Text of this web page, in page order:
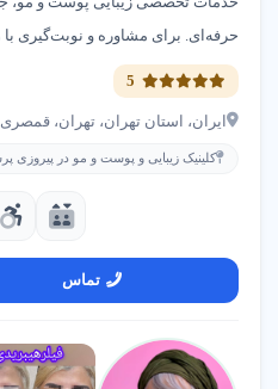
جراح و متخصص زنان و زایمان
سعادت آباد
02126743258
موسسه حقوقی و دفتر وکالت
مرکز ماساژ ریلکسی بدن و صورت
منطقه 2
09021996838
حرفه‌ای. برای مشاوره و نوبت‌گیری با
ایران، استان تهران، تهران، قمصری، منطقه ۱۴ شهر
کلینیک زیبایی و پوست و مو در پیروزی
تماس